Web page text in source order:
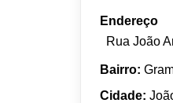
Endereço
Rua João
Bairro:
Cidade: